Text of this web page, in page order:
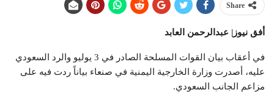
Share
أفق نيوز| عبدالرحمن العابد
في أعقاب بيان القوات المسلحة الصادر في 3 يوليو والرد السعودي
عليه، أصدرت وزارة الخارجية اليمنية في صنعاء بياناً ردت فيه على
مزاعم الجانب السعودي.